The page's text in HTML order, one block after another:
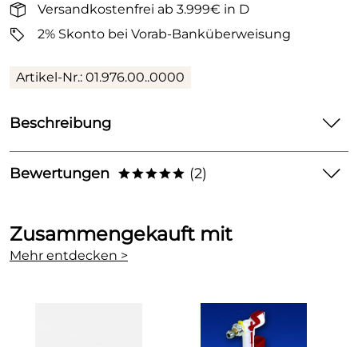
Versandkostenfrei ab 3.999€ in D
2% Skonto bei Vorab-Banküberweisung
Artikel-Nr.: 01.976.00..0000
Beschreibung
SANIT Ablaufarmatur Spülkasten 961/2V und 961C/2V
Ablaufarmatur für Spülkasten 961/2V und 961C/2V
Bewertungen ***** (2)
5
Zusammengekauft mit
Mehr entdecken >